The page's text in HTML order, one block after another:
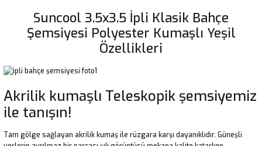
Suncool 3.5x3.5 İpli Klasik Bahçe
Şemsiyesi Polyester Kumaşlı Yeşil
Özellikleri
Akrilik kumaşlı Teleskopik şemsiyemiz
ile tanışın!
Tam gölge sağlayan akrilik kumaş ile rüzgara karşı dayanıklıdır. Güneşli